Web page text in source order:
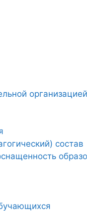
организацией
состав